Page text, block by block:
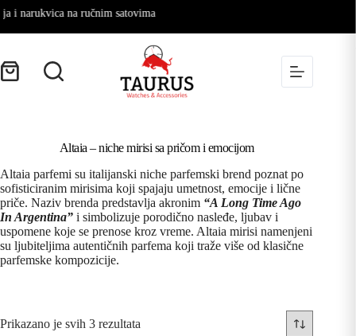
i narukvica na ručnim satovima
Altaia – niche mirisi sa pričom i emocijom
Altaia parfemi su italijanski niche parfemski brend poznat po
sofisticiranim mirisima koji spajaju umetnost, emocije i lične
priče. Naziv brenda predstavlja akronim “A Long Time Ago
In Argentina” i simbolizuje porodično nasleđe, ljubav i
uspomene koje se prenose kroz vreme. Altaia mirisi namenjeni
su ljubiteljima autentičnih parfema koji traže više od klasične
parfemske kompozicije.
Prikazano je svih 3 rezultata